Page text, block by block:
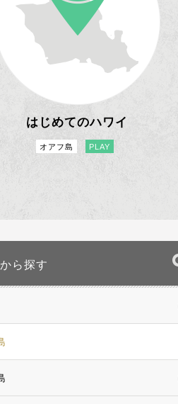
はじめてのハワイ
オアフ島 PLAY
ら探す